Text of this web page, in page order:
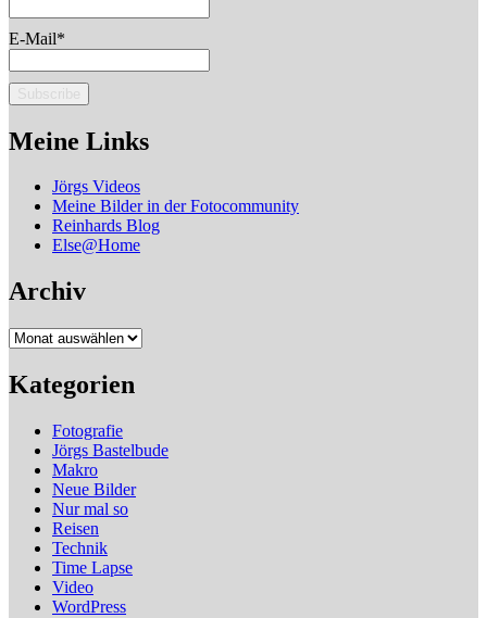
E-Mail*
Meine Links
Jörgs Videos
Meine Bilder in der Fotocommunity
Reinhards Blog
Else@Home
Archiv
Archiv
Kategorien
Fotografie
Jörgs Bastelbude
Makro
Neue Bilder
Nur mal so
Reisen
Technik
Time Lapse
Video
WordPress